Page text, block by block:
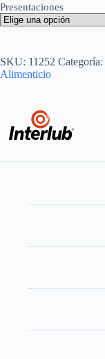
Presentaciones
SKU: 11252 Categoría:
Alimenticio